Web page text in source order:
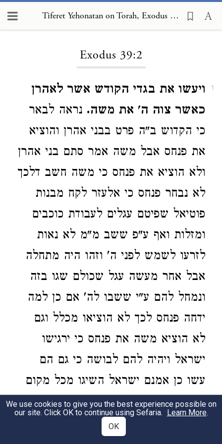
Tiferet Yehonatan on Torah, Exodus 39:2
Exodus 39:2
1
ויעשו את בגדי הקודש אשר לאהרן
כאשר צוה ה' את משה. נראה לבאר
כי הקדוש ב"ה פרט בבני אהרן והוציא
את פנחס אבל משה אמר סתם בני אהרן
ולא הוציא את פנחס כי משה חשב דלכך
לא נבחר פנחס כי אלעזר לקח מבנות
פוטיאל שפיטם עגלים לעבודת כוכבים
ומזלות ואף ע"פ ששב מ"מ לא נאות
לזרעו לשמש לפני ה' וזהו היה מתחלה
אבל אחר מעשה עגל שכולם שגו בזה
ונמחל להם ע"י ששבו לה' אם כן למה
ידחה פנחס לכך לא הוציאו מכלל וגם
לא הוציא משה את פנחס כי ירגישו
ישראל ויהיה להם לבושה כי גם הם
עשו כן אמנם ישראל השיגו מכל מקום
ברה"ק שפנחס לא נבחר עדיין ועשו
כאשר צוה ה' רק לאהרן וארבעה בניו
We use cookies to give you the best experience possible on
our site. Click OK to continue using Sefaria. Learn More.
OK